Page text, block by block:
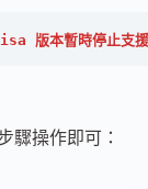
版本暫時停止
驟操作即可：